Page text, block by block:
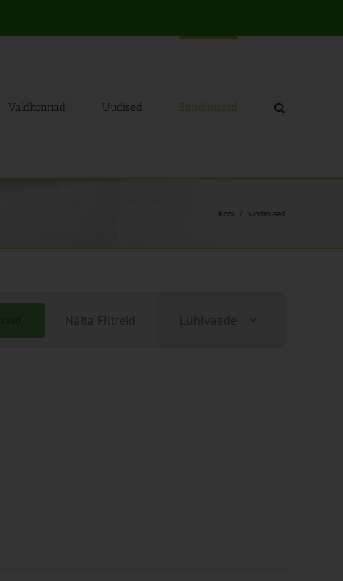
Valdkonnad Uudised Sündmused
Kodu Sündmused
Näita Filtreid
Views
Lühivaade